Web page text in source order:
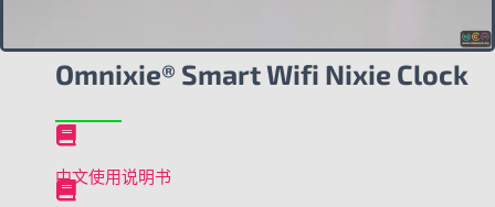
Omnixie® Smart Wifi Nixie Clock
中文使用说明书